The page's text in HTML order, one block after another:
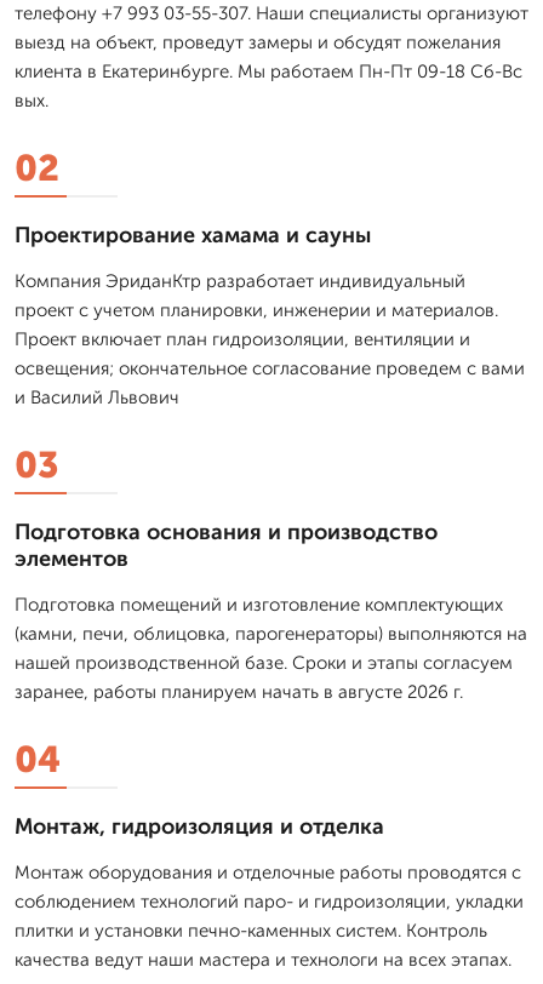
телефону +7 993 03-55-307. Наши специалисты организуют
выезд на объект, проведут замеры и обсудят пожелания
клиента в Екатеринбурге. Мы работаем Пн-Пт 09-18 Сб-Вс
вых.
02
Проектирование хамама и сауны
Компания ЭриданКтр разработает индивидуальный
проект с учетом планировки, инженерии и материалов.
Проект включает план гидроизоляции, вентиляции и
освещения; окончательное согласование проведем с вами
и Василий Львович
03
Подготовка основания и производство
элементов
Подготовка помещений и изготовление комплектующих
(камни, печи, облицовка, парогенераторы) выполняются на
нашей производственной базе. Сроки и этапы согласуем
заранее, работы планируем начать в августе 2026 г.
04
Монтаж, гидроизоляция и отделка
Монтаж оборудования и отделочные работы проводятся с
соблюдением технологий паро- и гидроизоляции, укладки
плитки и установки печно-каменных систем. Контроль
качества ведут наши мастера и технологи на всех этапах.